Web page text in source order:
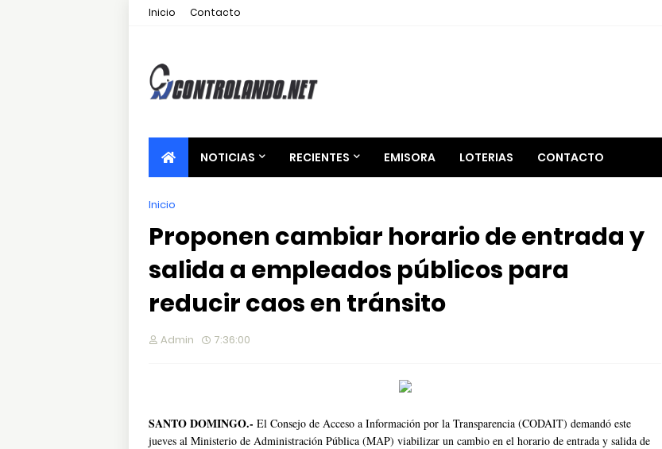
Inicio Contacto
NOTICIAS RECIENTES EMISORA LOTERIAS CONTACTO
Inicio
Proponen cambiar horario de entrada y
salida a empleados públicos para
reducir caos en tránsito
Admin 7:36:00
SANTO DOMINGO.- El Consejo de Acceso a Información por la Transparencia (CODAIT) demandó este
jueves al Ministerio de Administración Pública (MAP) viabilizar un cambio en el horario de entrada y salida de